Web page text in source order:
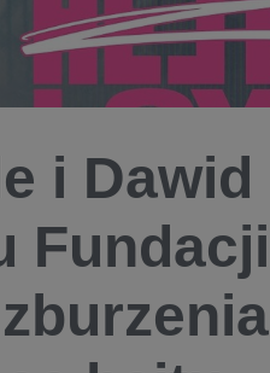
i Dawid
Fundacji